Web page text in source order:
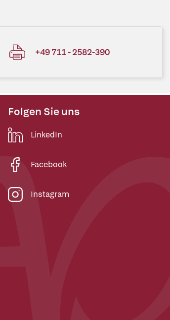
+49 711 - 2582-390
Folgen Sie uns
LinkedIn
Facebook
Instagram